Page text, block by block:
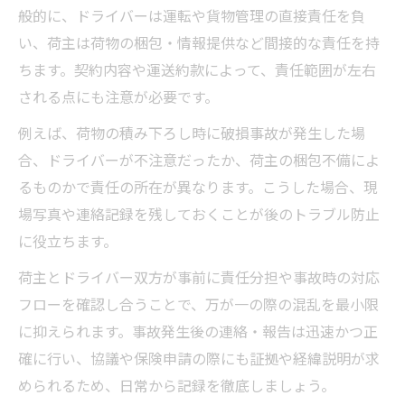
般的に、ドライバーは運転や貨物管理の直接責任を負
い、荷主は荷物の梱包・情報提供など間接的な責任を持
ちます。契約内容や運送約款によって、責任範囲が左右
される点にも注意が必要です。
例えば、荷物の積み下ろし時に破損事故が発生した場
合、ドライバーが不注意だったか、荷主の梱包不備によ
るものかで責任の所在が異なります。こうした場合、現
場写真や連絡記録を残しておくことが後のトラブル防止
に役立ちます。
荷主とドライバー双方が事前に責任分担や事故時の対応
フローを確認し合うことで、万が一の際の混乱を最小限
に抑えられます。事故発生後の連絡・報告は迅速かつ正
確に行い、協議や保険申請の際にも証拠や経緯説明が求
められるため、日常から記録を徹底しましょう。